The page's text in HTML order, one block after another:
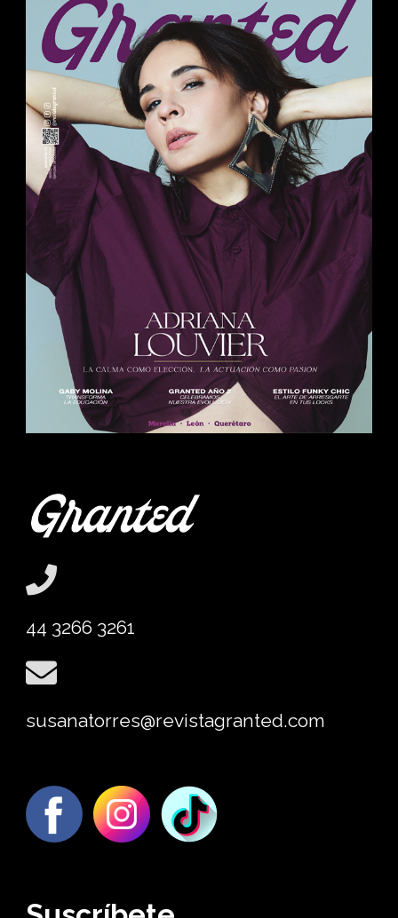
44 3266 3261
susanatorres@revistagranted.com